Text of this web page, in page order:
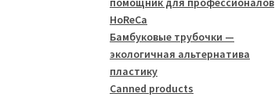
HoReCa
Бамбуковые трубочки —
экологичная альтернатива
пластику
Canned products